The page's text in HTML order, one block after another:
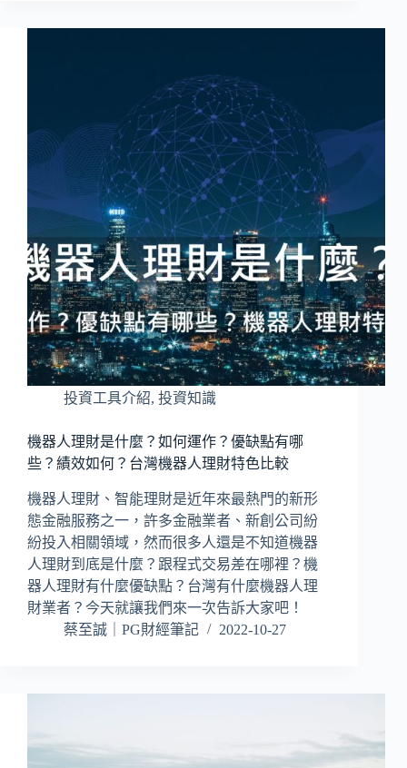
投資工具介紹, 投資知識
機器人理財是什麼？如何運作？優缺點有哪
些？績效如何？台灣機器人理財特色比較
機器人理財、智能理財是近年來最熱門的新形
態金融服務之一，許多金融業者、新創公司紛
紛投入相關領域，然而很多人還是不知道機器
人理財到底是什麼？跟程式交易差在哪裡？機
器人理財有什麼優缺點？台灣有什麼機器人理
財業者？今天就讓我們來一次告訴大家吧！
蔡至誠｜PG財經筆記
2022-10-27